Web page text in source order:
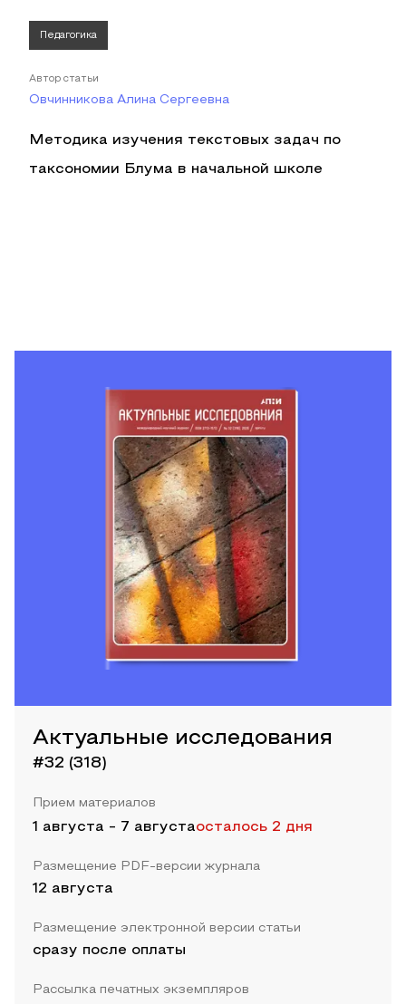
Педагогика
Автор статьи
Овчинникова Алина Сергеевна
Методика изучения текстовых задач по
таксономии Блума в начальной школе
Актуальные исследования
#32 (318)
Прием материалов
1 августа - 7 августаосталось 2 дня
Размещение PDF-версии журнала
12 августа
Размещение электронной версии статьи
сразу после оплаты
Рассылка печатных экземпляров